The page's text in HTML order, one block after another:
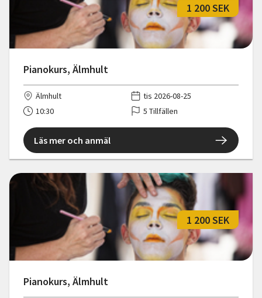
Pianokurs, Älmhult
1 200 SEK
Älmhult
tis 2026-08-25
10:30
5 Tillfällen
Läs mer och anmäl
Pianokurs, Älmhult
1 200 SEK